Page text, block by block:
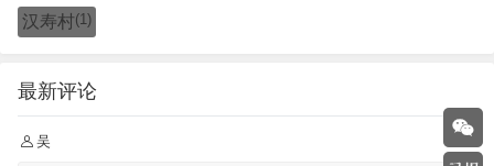
汉寿村(1)
最新评论
吴